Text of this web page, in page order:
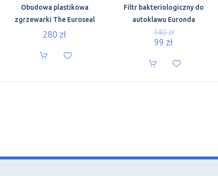
Obudowa plastikowa
zgrzewarki The Euroseal
280 zł
Filtr bakteriologiczny do
autoklawu Euronda
140zł
99 zł